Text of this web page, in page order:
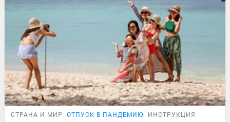
СТРАНА И МИР ОТПУСК В ПАНДЕМИЮ ИНСТРУКЦИЯ